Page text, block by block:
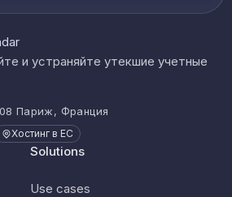
и устраняйте утекшие учетные
Париж, Франция
Хостинг в ЕС
Solutions
Use cases